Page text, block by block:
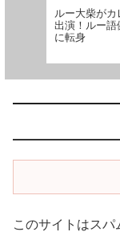
ルー大柴が
出演！ルー語
に転身
このサイトはス